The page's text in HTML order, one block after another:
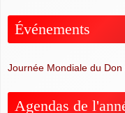
Événements
Journée Mondiale du Don
Agendas de